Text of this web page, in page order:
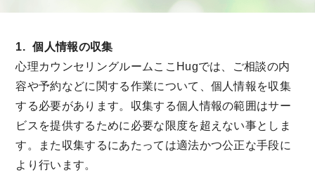
1.
個人情報の収集
心理カウンセリングルームここHugでは、ご相談の内
容や予約などに関する作業について、個人情報を収集
する必要があります。収集する個人情報の範囲はサー
ビスを提供するために必要な限度を超えない事としま
す。また収集するにあたっては適法かつ公正な手段に
より行います。